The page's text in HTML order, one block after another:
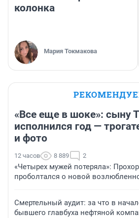
колонка
Мария Токмакова
«Все еще в шоке»: сыну
исполнился год —
и фото
12 часов 8 889 2
«Четырех мужей потеряла»:
проболтался о новой
Смертельный аудит: за что в
бывшего главбуха нефтяной